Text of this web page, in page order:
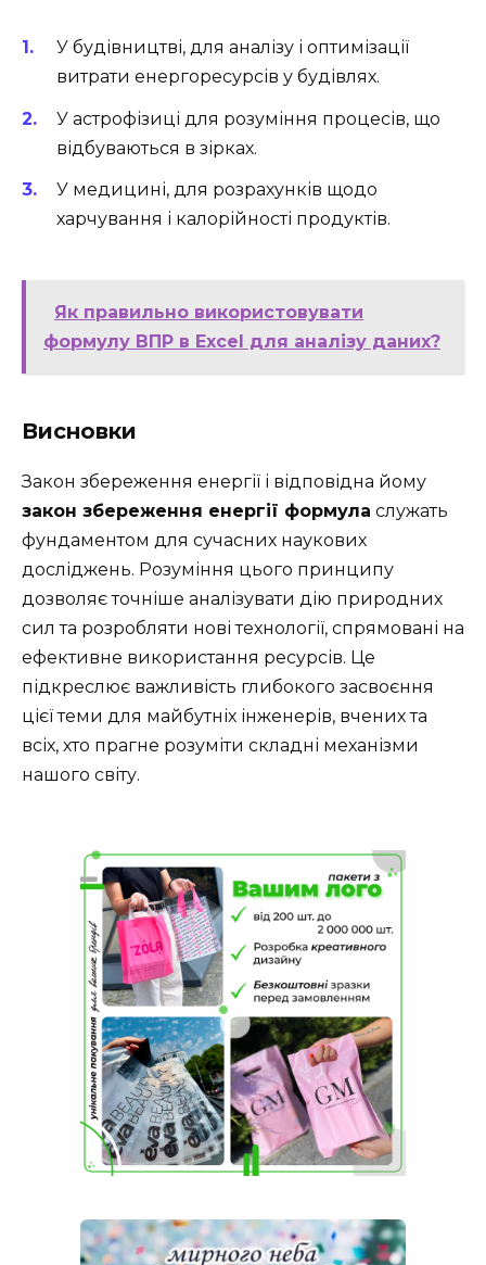
У будівництві, для аналізу і оптимізації
витрати енергоресурсів у будівлях.
У астрофізиці для розуміння процесів, що
відбуваються в зірках.
У медицині, для розрахунків щодо
харчування і калорійності продуктів.
Як правильно використовувати
формулу ВПР в Excel для аналізу даних?
Висновки
Закон збереження енергії і відповідна йому
закон збереження енергії формула служать
фундаментом для сучасних наукових
досліджень. Розуміння цього принципу
дозволяє точніше аналізувати дію природних
сил та розробляти нові технології, спрямовані на
ефективне використання ресурсів. Це
підкреслює важливість глибокого засвоєння
цієї теми для майбутніх інженерів, вчених та
всіх, хто прагне розуміти складні механізми
нашого світу.